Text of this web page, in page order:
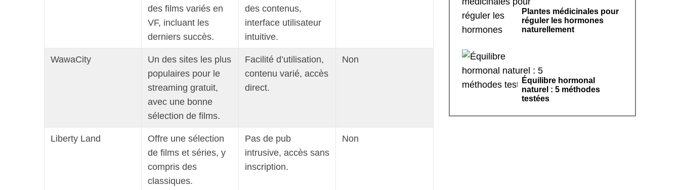
des films variés en
VF, incluant les
derniers succès.
des contenus,
interface utilisateur
intuitive.
WawaCity
Un des sites les plus
populaires pour le
streaming gratuit,
avec une bonne
sélection de films.
Facilité d’utilisation,
contenu varié, accès
direct.
Non
Liberty Land
Offre une sélection
de films et séries, y
compris des
classiques.
Pas de pub
intrusive, accès sans
inscription.
Non
Plantes médicinales pour
réguler les hormones
naturellement
Équilibre hormonal
naturel : 5 méthodes
testées
h